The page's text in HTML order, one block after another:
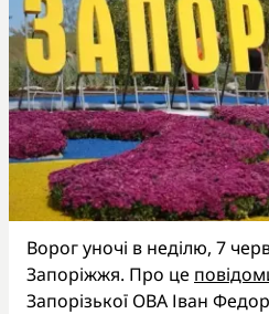
Ворог уночі в неділю, 7
Запоріжжя. Про це
Запорізької ОВА Іван